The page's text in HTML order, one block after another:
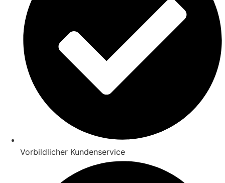
Vorbildlicher Kundenservice